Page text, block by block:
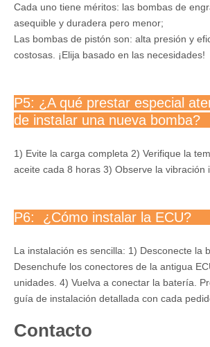
Cada uno tiene méritos: las bombas de
asequible y duradera pero menor;
Las bombas de pistón son: alta presión y
costosas. ¡Elija basado en las necesidades!
P5: ¿A qué prestar especial
de instalar una nueva
1) Evite la carga completa 2) Verifique la
aceite cada 8 horas 3) Observe la vibración
P6: ¿Cómo instalar la
La instalación es sencilla: 1) Desconecte la
Desenchufe los conectores de la antigua
unidades. 4) Vuelva a conectar la batería.
guía de instalación detallada con cada
Contacto